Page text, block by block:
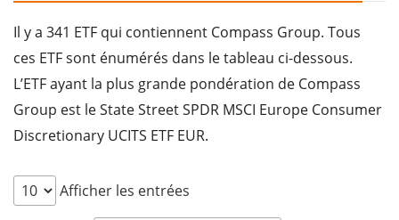
Il y a 341 ETF qui contiennent Compass Group. Tous
ces ETF sont énumérés dans le tableau ci-dessous.
L’ETF ayant la plus grande pondération de Compass
Group est le State Street SPDR MSCI Europe Consumer
Discretionary UCITS ETF EUR.
Afficher les entrées